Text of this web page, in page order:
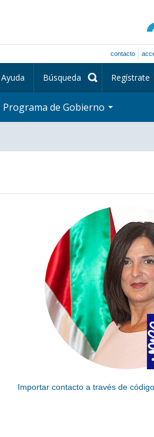
contacto
Ayuda Búsqueda Regístrate
Programa de Gobierno
Importar contacto a través de